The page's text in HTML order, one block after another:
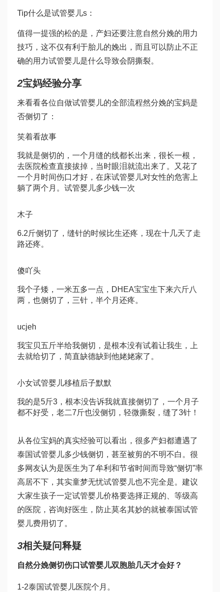
Tip什么是试管婴儿s：
值得一提强的松的是，产妇还要注意自然分娩的用力
技巧，这不仅有利于胎儿的娩出，而且可以防止不正
确的用力试管婴儿是什么导致会阴撕裂。
2宝妈经验分享
来看看各位自做试管婴儿的全部流程然分娩的宝妈是
否侧切了：
笑着看故事
我就是侧切的，一个月缝的线都长出来，很长一根，
去医院检查直接拔掉，当时眼泪就流出来了。又花了
一个月时间伤口才好，在床试管婴儿对女性的危害上
躺了两个月。 试管婴儿多少钱一次
木子
6.2斤侧切了，缝针的时候比生还疼，现在十几天了走
路还疼。
傻吖头
我个子矮，一米五多一点， DHEA宝宝生下来六斤八
两，也侧切了，三针，半个月还疼。
ucjeh
我宝贝五斤半给我侧切，是根本没有试着让我生，上
去就给切了，简直缺德缺到他姥姥家了。
小女试管婴儿移植后子默默
我的是5斤3，根本没告诉我就直接侧切了，一个月子
都不好受，老二7斤也没侧切，轻微撕裂，缝了3针！
从各位宝妈的真实经验可以看出，很多产妇都遭遇了
泰国试管婴儿多少钱侧切，甚至被剪的不明不白。很
多网友认为是医生为了牟利和节省时间而导致“侧切”率
高居不下，其实童梦无忧试管婴儿也不完全是。建议
大家生孩子一定试管婴儿价格要选择正规的、等级高
的医院，咨询好医生，防止莫名其妙的就被泰国试管
婴儿费用切了。
3相关疑问释疑
自然分娩侧切伤口 试管婴儿双胞胎几天才会好？
1-2泰国试管婴儿医院个月。